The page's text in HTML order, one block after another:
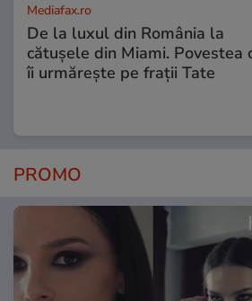
Mediafax.ro
De la luxul din România la
cătușele din Miami. Povestea
îi urmărește pe frații Tate
PROMO